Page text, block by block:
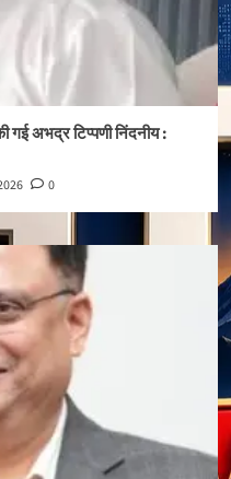
गई अभद्र टिप्पणी निंदनीय :
0